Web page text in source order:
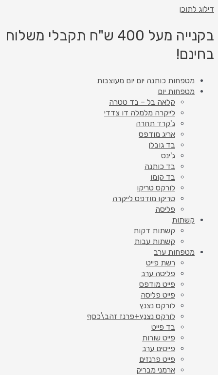
דילוג לתוכן
בקנייה מעל 400 ש"ח תקבלי משלוח
בחינם!
מטפחות כותנה יום יום מעוצבות
מטפחות יום
קלאה בל – בד טטרה
לייקרה מלמלה דו צדדי
ג'קרד תחרה
אריג מודפס
בד גובלן
ג'ינס
בד כותנה
בד קומו
לורקס טריקו
טריקו מודפס לייקרה
פליסה
קשתות
קשתות דקות
קשתות עבות
מטפחות ערב
רשת פייט
פליסה ערב
פייט מודפס
פייט פליסה
לורקס נצנץ
לורקס נצנץ+פרנז זהב\כסף
בד פייט
פייט שורות
פייטים ערב
פייט פרנזים
ארמני מבריק